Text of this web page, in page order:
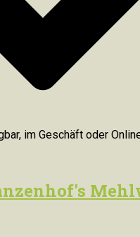
im Geschäft oder